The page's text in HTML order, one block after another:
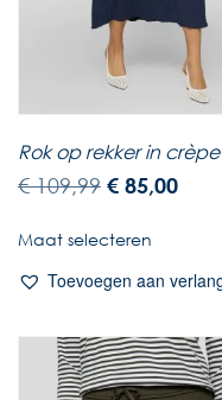
Rok op rekker in crèpe
€109,99 € 85,00
Maat selecteren
Toevoegen aan